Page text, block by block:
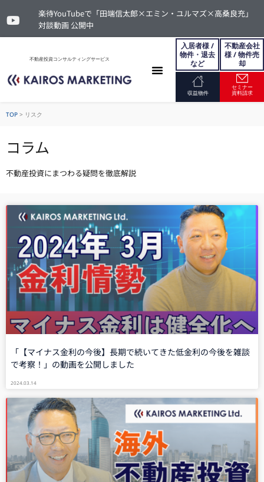
楽待YouTubeで「田端信太郎×エミン・ユルマズ×高桑良充」
対談動画 公開中
不動産投資コンサルティングサービス
入居者様 /
物件・退去
など
不動産会社
様 / 物件売
却
収益物件
セミナー
資料請求
TOP > リスク
コラム
不動産投資にまつわる疑問を徹底解説
「【マイナス金利の今後】長期で続いてきた低金利の今後を雑談
で考察！」の動画を公開しました
2024.03.14